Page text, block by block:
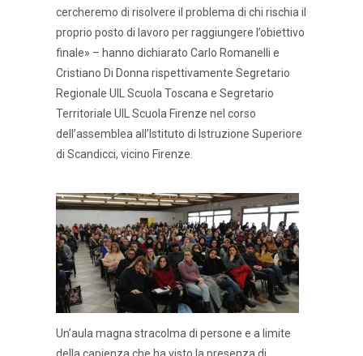
cercheremo di risolvere il problema di chi rischia il
proprio posto di lavoro per raggiungere l’obiettivo
finale» – hanno dichiarato Carlo Romanelli e
Cristiano Di Donna rispettivamente Segretario
Regionale UIL Scuola Toscana e Segretario
Territoriale UIL Scuola Firenze nel corso
dell’assemblea all’Istituto di Istruzione Superiore
di Scandicci, vicino Firenze.
Un’aula magna stracolma di persone e a limite